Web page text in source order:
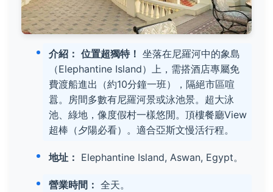
介紹： 位置超獨特！ 坐落在尼羅河中的象島
（Elephantine Island）上，需搭酒店專屬免
費渡船進出（約10分鐘一班），隔絕市區喧
囂。房間多數有尼羅河景或泳池景。超大泳
池、綠地，像度假村一樣悠閒。頂樓餐廳View
超棒（夕陽必看）。適合亞斯文慢活行程。
地址： Elephantine Island, Aswan, Egypt。
營業時間： 全天。